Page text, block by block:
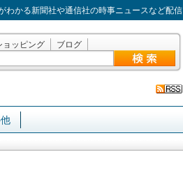
わかる新聞社や通信社の時事ニュースなど配信
ョッピング ブログ